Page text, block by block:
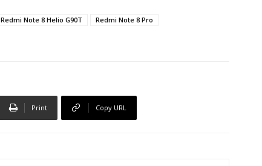
Redmi Note 8 Helio G90T
Redmi Note 8 Pro
Print Copy URL